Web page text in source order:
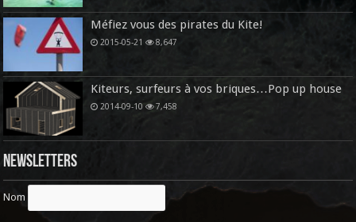
Méfiez vous des pirates du Kite!
2015-05-21 8,647
Kiteurs, surfeurs à vos briques…Pop up house
2014-09-10 7,458
Newsletters
Nom